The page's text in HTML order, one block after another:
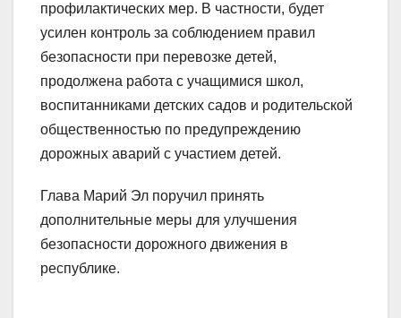
профилактических мер. В частности, будет
усилен контроль за соблюдением правил
безопасности при перевозке детей,
продолжена работа с учащимися школ,
воспитанниками детских садов и родительской
общественностью по предупреждению
дорожных аварий с участием детей.
Глава Марий Эл поручил принять
дополнительные меры для улучшения
безопасности дорожного движения в
республике.